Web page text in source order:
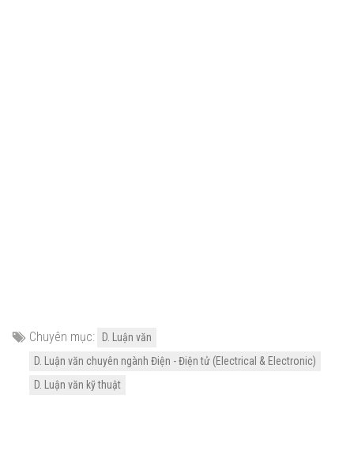
Chuyên mục:
D. Luận văn
D. Luận văn chuyên ngành Điện - Điện tử (Electrical & Electronic)
D. Luận văn kỹ thuật